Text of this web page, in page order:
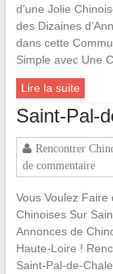
d’une Jolie
des Dizaines
dans cette
Simple avec Une
Lire la suite
Saint-Pal-
Rencontrer
de commentaire
Vous Voulez
Chinoises Sur
Annonces de
Haute-Loire !
Saint-Pal-de-